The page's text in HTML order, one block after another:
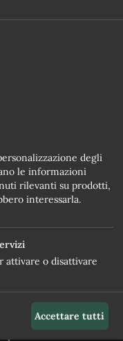
personali
degli
le informazioni
rilevanti su prodotti,
interessarla.
o disattivare
Accettare tutti